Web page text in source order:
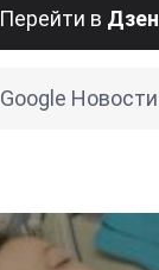
Перейти в Дзен
Google Новости